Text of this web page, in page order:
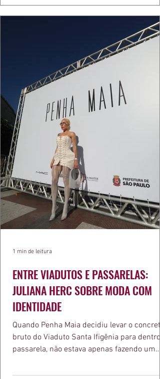
algo de intemporal em vestir o vento e
que ele conduza a cena. Cada dobra do
cada reflexo dourado da luz sobre a pe
ENTRE VIADUTOS E PASSARELAS:
JULIANA HERC SOBRE MODA COM
IDENTIDADE
Quando Penha Maia decidiu levar o concreto
bruto do Viaduto Santa Ifigênia para dentro
passarela, não estava apenas fazendo um
a apresentadora e influenciadora Juliana
1 min de leitura